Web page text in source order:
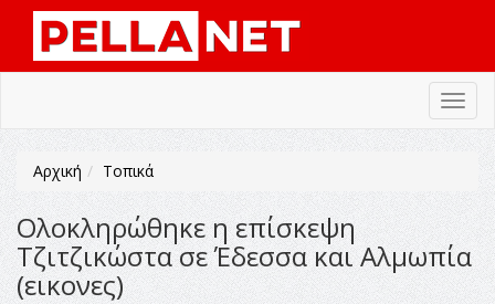
Αρχική Τοπικά
Ολοκληρώθηκε η επίσκεψη
Τζιτζικώστα σε Έδεσσα και Αλμωπία
(εικονες)